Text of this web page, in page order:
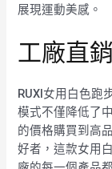
展現運動美感。
工廠直
RUXI女用白色跑
模式不僅降低了
的價格購買到高
好者，這款女用